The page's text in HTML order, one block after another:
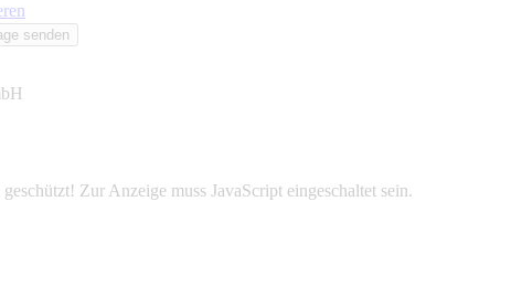
senden
Zur Anzeige muss JavaScript eingeschaltet sein.